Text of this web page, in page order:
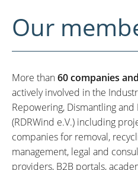
Our
More than60 companies
actively involved in the
Repowering, Dismantling
(RDRWind e.V.) including
companies for removal,
management, legal and
providers, B2B portals,